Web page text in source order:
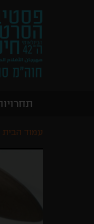
עמוד הבית